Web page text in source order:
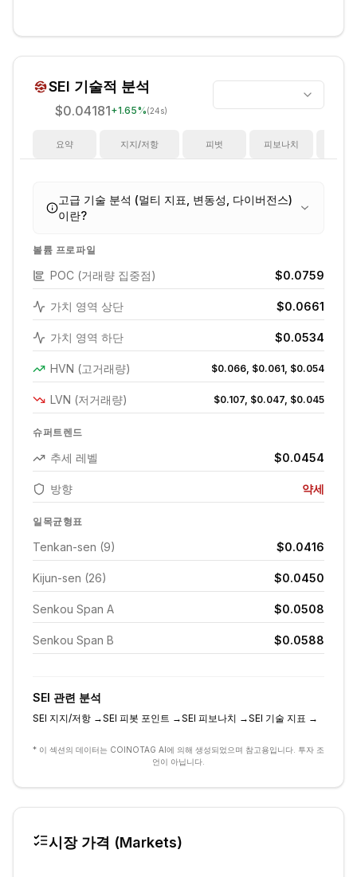
SEI 기술적 분석
$0.04181+1.65%(24s)
요약 지지/저항 피벗 피보나치
고급 기술 분석 (멀티 지표, 변동성, 다이버전스)
이란?
볼륨 프로파일
POC (거래량 집중점) $0.0759
가치 영역 상단 $0.0661
가치 영역 하단 $0.0534
HVN (고거래량) $0.066, $0.061, $0.054
LVN (저거래량) $0.107, $0.047, $0.045
슈퍼트렌드
추세 레벨 $0.0454
방향 약세
일목균형표
Tenkan-sen (9) $0.0416
Kijun-sen (26) $0.0450
Senkou Span A $0.0508
Senkou Span B $0.0588
SEI 관련 분석
SEI 지지/저항 →SEI 피봇 포인트 →SEI 피보나치 →SEI 기술 지표 →
* 이 섹션의 데이터는 COINOTAG AI에 의해 생성되었으며 참고용입니다. 투자 조
언이 아닙니다.
시장 가격 (Markets)